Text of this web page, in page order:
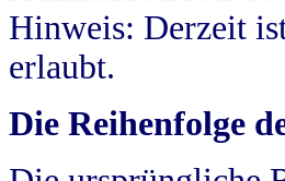
Hinweis: Derzeit
erlaubt.
Die Reihenfolge